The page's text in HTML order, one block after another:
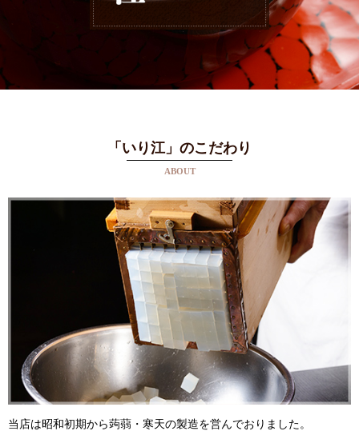
「いり江」のこだわり
ABOUT
当店は昭和初期から蒟蒻・寒天の製造を営んでおりました。